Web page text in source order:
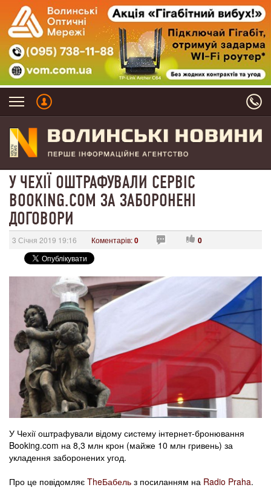
У ЧЕХІЇ ОШТРАФУВАЛИ СЕРВІС
BOOKING.COM ЗА ЗАБОРОНЕНІ
ДОГОВОРИ
3 Січня 2019 19:16 Коментарів:0 0
У Чехії оштрафували відому систему інтернет-бронювання
Booking.com на 8,3 млн крон (майже 10 млн гривень) за
укладення заборонених угод.
Про це повідомляє TheБабель з посиланням на Radio Praha.